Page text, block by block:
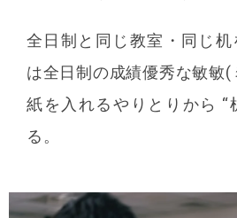
全日制と同じ教室・同じ
は全日制の成績優秀な敏敏
紙を入れるやりとりから “
る。